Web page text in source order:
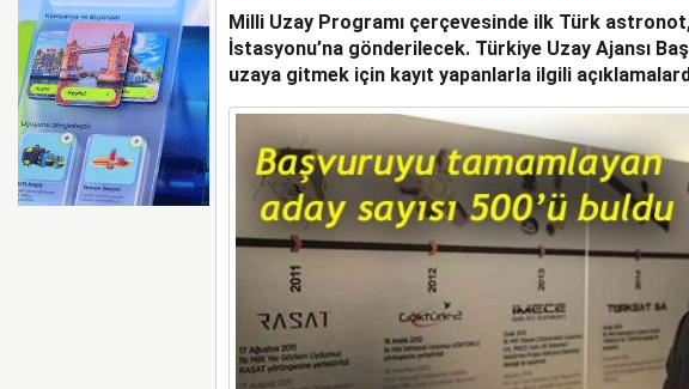
AYJET’E AİT EĞİTİM UÇAĞI KAZA KRIMA
Milli Uzay Programı çerçevesinde ilk Türk astronot,
İstasyonu’na gönderilecek. Türkiye Uzay Ajansı
uzaya gitmek için kayıt yapanlarla ilgili